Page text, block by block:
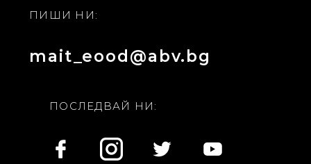
ПИШИ НИ:
mait_eood@abv.bg
ПОСЛЕДВАЙ НИ: